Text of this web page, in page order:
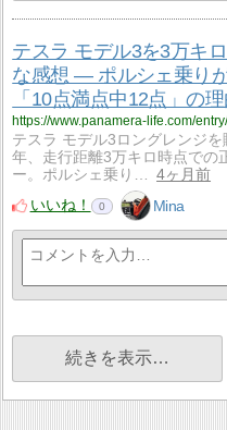
テスラ モデル3を3万キ
な感想 — ポルシェ乗り
「10点満点中12点」の
https://www.panamera-life.com/
テスラ モデル3ロングレンジを
年、走行距離3万キロ時点での
ー。ポルシェ乗り…
4ヶ月前
いいね！
0 Mina
続きを表示…